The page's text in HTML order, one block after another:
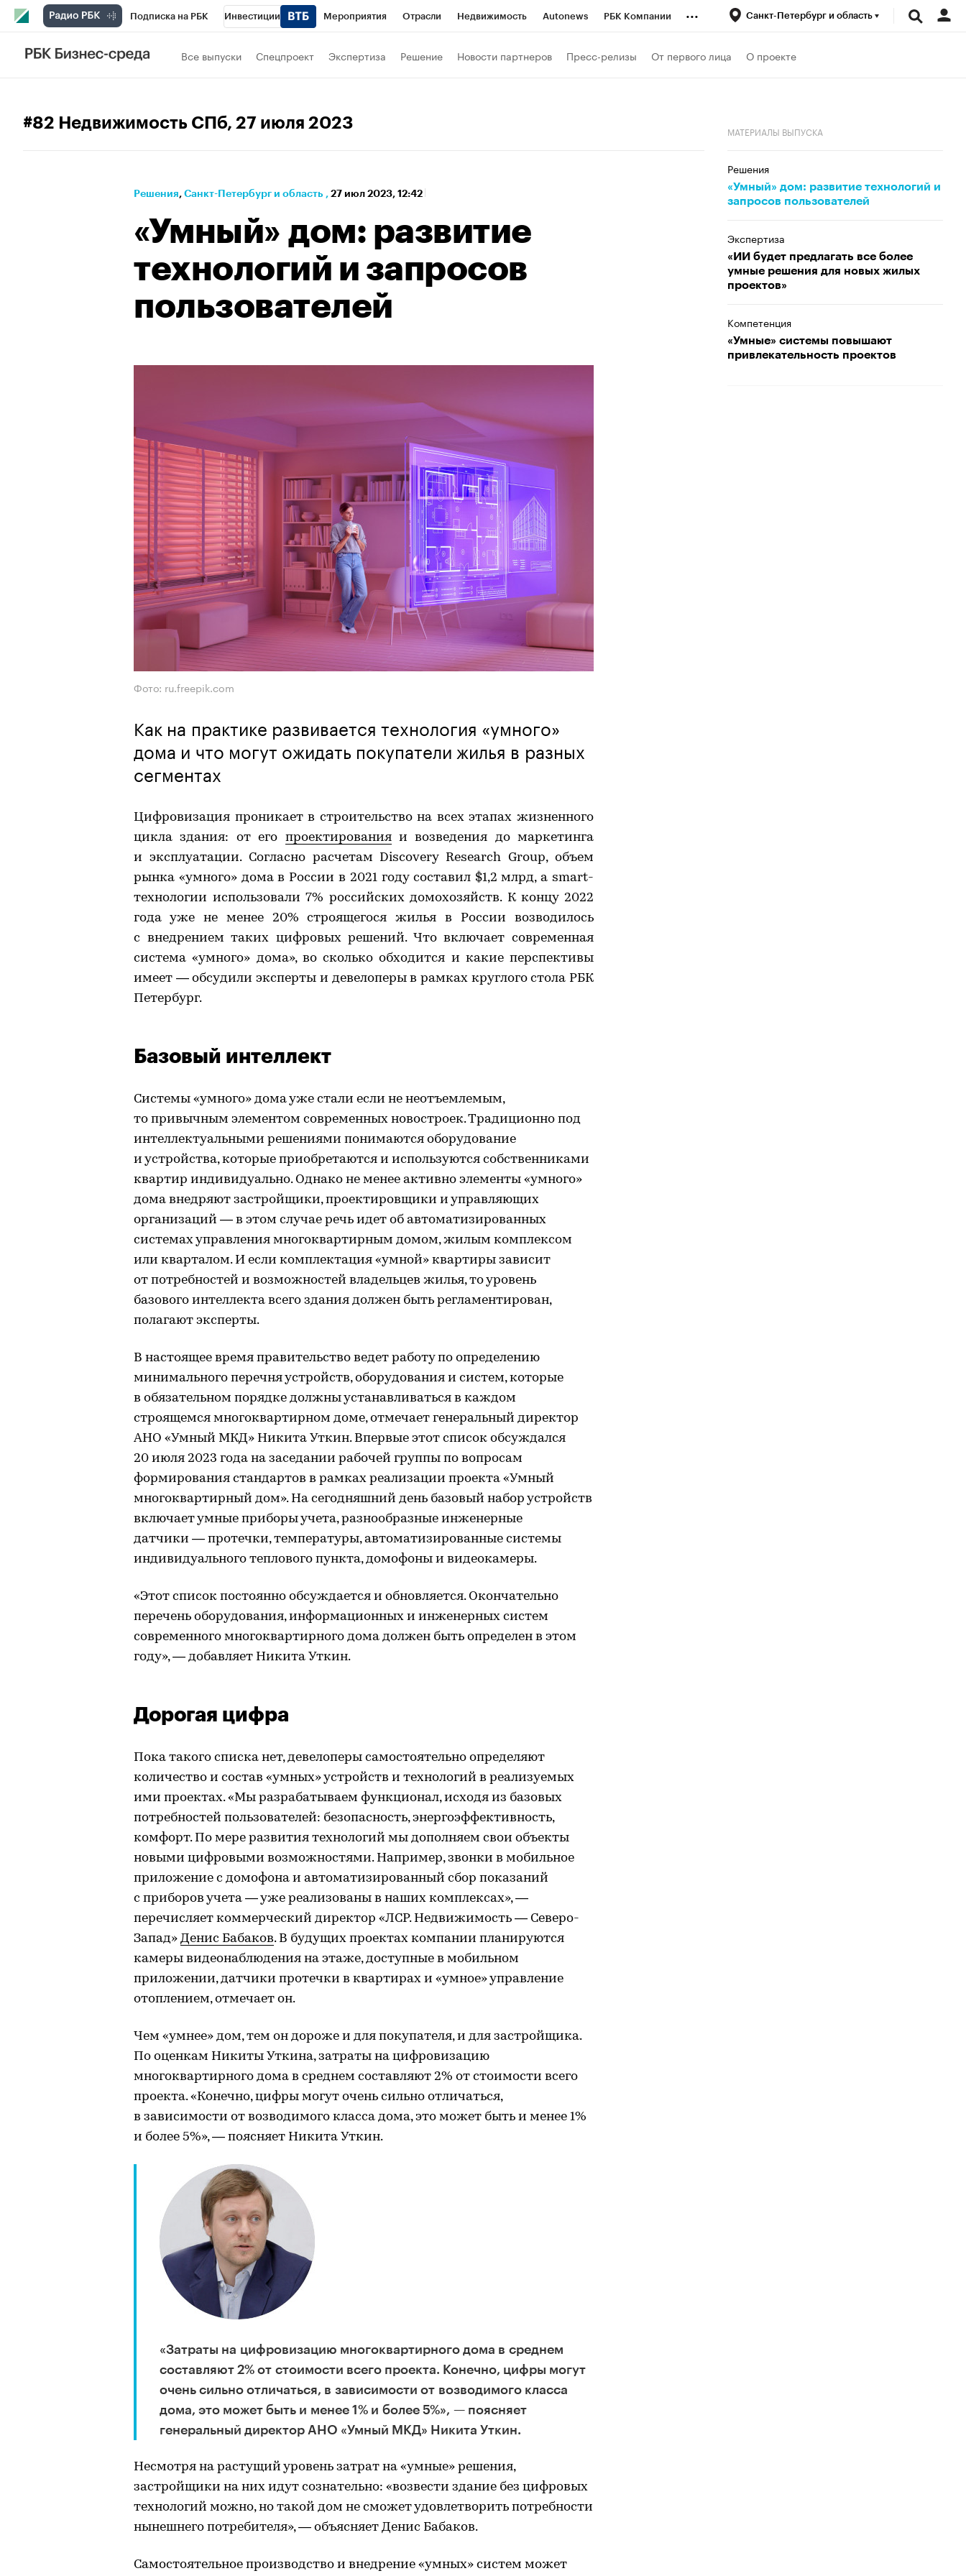
Подписка на РБК Инвестиции Мероприятия Отрасли Недвижимость Autonews РБК Компании
Телеканал
Кредитные рейтинги
... Санкт-Петербург и область
Все выпуски Спецпроект Экспертиза Решение Новости партнеров Пресс-релизы От первого лица О проекте
#82 Недвижимость СПб, 27 июля 2023
Решения⁠, Санкт-Петербург и область , 27 июл 2023, 12:42
«Умный» дом: развитие
технологий и запросов
пользователей
Фото: ru.freepik.com
Как на практике развивается технология «умного»
дома и что могут ожидать покупатели жилья в разных
сегментах
Цифровизация проникает в строительство на всех этапах жизненного
цикла здания: от его проектированияи возведения до маркетинга
и эксплуатации. Согласно расчетам Discovery Research Group, объем
рынка «умного» дома в России в 2021 году составил $1,2 млрд, а smart-
технологии использовали 7% российских домохозяйств. К концу 2022
года уже не менее 20% строящегося жилья в России возводилось
с внедрением таких цифровых решений. Что включает современная
система «умного» дома», во сколько обходится и какие перспективы
имеет — обсудили эксперты и девелоперы в рамках круглого стола РБК
Петербург.
Базовый интеллект
Системы «умного» дома уже стали если не неотъемлемым,
то привычным элементом современных новостроек. Традиционно под
интеллектуальными решениями понимаются оборудование
и устройства, которые приобретаются и используются собственниками
квартир индивидуально. Однако не менее активно элементы «умного»
дома внедряют застройщики, проектировщики и управляющих
организаций — в этом случае речь идет об автоматизированных
системах управления многоквартирным домом, жилым комплексом
или кварталом. И если комплектация «умной» квартиры зависит
от потребностей и возможностей владельцев жилья, то уровень
базового интеллекта всего здания должен быть регламентирован,
полагают эксперты.
В настоящее время правительство ведет работу по определению
минимального перечня устройств, оборудования и систем, которые
в обязательном порядке должны устанавливаться в каждом
строящемся многоквартирном доме, отмечает генеральный директор
АНО «Умный МКД» Никита Уткин. Впервые этот список обсуждался
20 июля 2023 года на заседании рабочей группы по вопросам
формирования стандартов в рамках реализации проекта «Умный
многоквартирный дом». На сегодняшний день базовый набор устройств
включает умные приборы учета, разнообразные инженерные
датчики — протечки, температуры, автоматизированные системы
индивидуального теплового пункта, домофоны и видеокамеры.
«Этот список постоянно обсуждается и обновляется. Окончательно
перечень оборудования, информационных и инженерных систем
современного многоквартирного дома должен быть определен в этом
году», — добавляет Никита Уткин.
Дорогая цифра
Пока такого списка нет, девелоперы самостоятельно определяют
количество и состав «умных» устройств и технологий в реализуемых
ими проектах. «Мы разрабатываем функционал, исходя из базовых
потребностей пользователей: безопасность, энергоэффективность,
комфорт. По мере развития технологий мы дополняем свои объекты
новыми цифровыми возможностями. Например, звонки в мобильное
приложение с домофона и автоматизированный сбор показаний
с приборов учета — уже реализованы в наших комплексах», —
перечисляет коммерческий директор «ЛСР. Недвижимость — Северо-
Запад» Денис Бабаков. В будущих проектах компании планируются
камеры видеонаблюдения на этаже, доступные в мобильном
приложении, датчики протечки в квартирах и «умное» управление
отоплением, отмечает он.
Чем «умнее» дом, тем он дороже и для покупателя, и для застройщика.
По оценкам Никиты Уткина, затраты на цифровизацию
многоквартирного дома в среднем составляют 2% от стоимости всего
проекта. «Конечно, цифры могут очень сильно отличаться,
в зависимости от возводимого класса дома, это может быть и менее 1%
и более 5%», — поясняет Никита Уткин.
«Затраты на цифровизацию многоквартирного дома в среднем
составляют 2% от стоимости всего проекта. Конечно, цифры могут
очень сильно отличаться, в зависимости от возводимого класса
дома, это может быть и менее 1% и более 5%», — поясняет
генеральный директор АНО «Умный МКД» Никита Уткин.
Несмотря на растущий уровень затрат на «умные» решения,
застройщики на них идут сознательно: «возвести здание без цифровых
технологий можно, но такой дом не сможет удовлетворить потребности
нынешнего потребителя», — объясняет Денис Бабаков.
Самостоятельное производство и внедрение «умных» систем может
МАТЕРИАЛЫ ВЫПУСКА
Решения
«Умный» дом: развитие технологий и
запросов пользователей
Экспертиза
«ИИ будет предлагать все более
умные решения для новых жилых
проектов»
Компетенция
«Умные» системы повышают
привлекательность проектов